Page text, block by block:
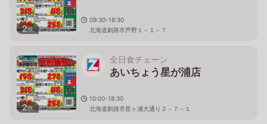
2枚
09:30-18:30
北海道釧路市芦野１－１－７
2枚
全日食チェーン
あいちょう星が浦店
10:00-18:30
北海道釧路市星ヶ浦大通り２－７－１